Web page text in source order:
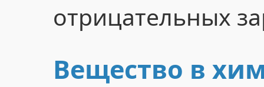
отрицательных
Вещество в